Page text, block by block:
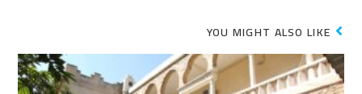
YOU MIGHT ALSO LIKE